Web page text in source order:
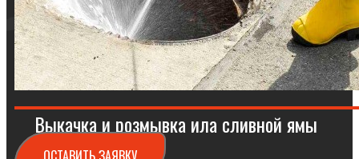
Выкачка и розмывка ила сливной ямы